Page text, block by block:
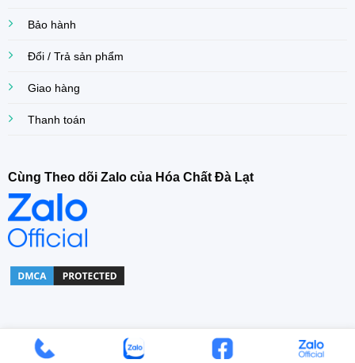
Bảo hành
Đổi / Trả sản phẩm
Giao hàng
Thanh toán
Cùng Theo dõi Zalo của Hóa Chất Đà Lạt
Copyright© 2022 Khoa Dang Company. All right Reserved.